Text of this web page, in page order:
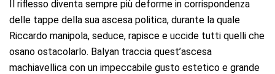
Il riflesso diventa sempre più deforme in corrispondenza
delle tappe della sua ascesa politica, durante la quale
Riccardo manipola, seduce, rapisce e uccide tutti quelli che
osano ostacolarlo. Balyan traccia quest’ascesa
machiavellica con un impeccabile gusto estetico e grande